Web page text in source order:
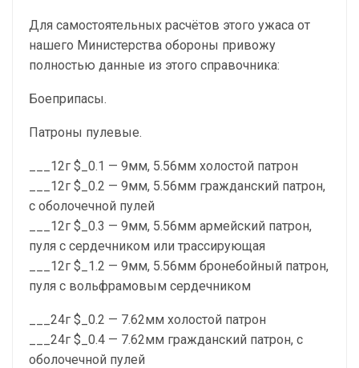
Для самостоятельных расчётов этого ужаса от
нашего Министерства обороны привожу
полностью данные из этого справочника:
Боеприпасы.
Патроны пулевые.
___12г $_0.1 — 9мм, 5.56мм холостой патрон
___12г $_0.2 — 9мм, 5.56мм гражданский патрон,
с оболочечной пулей
___12г $_0.3 — 9мм, 5.56мм армейский патрон,
пуля с сердечником или трассирующая
___12г $_1.2 — 9мм, 5.56мм бронебойный патрон,
пуля с вольфрамовым сердечником
___24г $_0.2 — 7.62мм холостой патрон
___24г $_0.4 — 7.62мм гражданский патрон, с
оболочечной пулей